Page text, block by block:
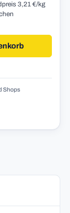
3,21 €/kg
Shops